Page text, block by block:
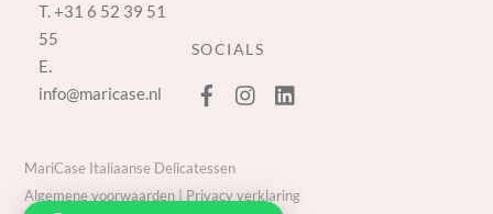
T.+31 6 52 39 51
55
E.
info@maricase.nl
SOCIALS
MariCase Italiaanse Delicatessen
Algemene voorwaarden
Privacy verklaring